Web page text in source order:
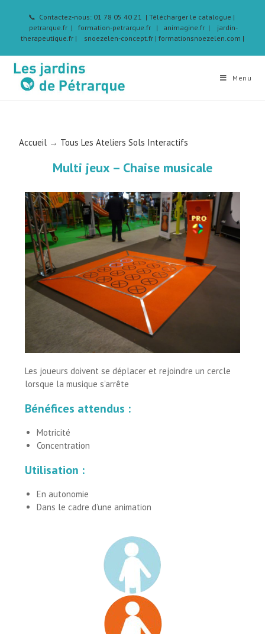
📞 Contactez-nous: 01 78 05 40 21 | Télécharger le catalogue |
petrarque.fr | formation-petrarque.fr | animagine.fr | jardin-
therapeutique.fr | snoezelen-concept.fr | formationsnoezelen.com |
Menu
Accueil → Tous Les Ateliers Sols Interactifs
Multi jeux – Chaise musicale
Les joueurs doivent se déplacer et rejoindre un cercle
lorsque la musique s’arrête
Bénéfices attendus :
Motricité
Concentration
Utilisation :
En autonomie
Dans le cadre d’une animation